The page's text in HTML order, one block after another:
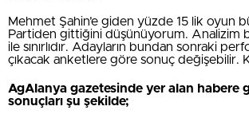
Mehmet Şahin’e giden yüzde 15 lik oyun
Partiden gittiğini düşünüyorum. Analizim
ile sınırlıdır. Adayların bundan sonraki
çıkacak anketlere göre sonuç değişebilir.
AgAlanya gazetesinde yer alan habere
sonuçları şu şekilde;